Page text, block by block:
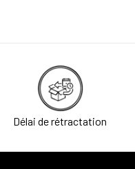
Délai de rétractation